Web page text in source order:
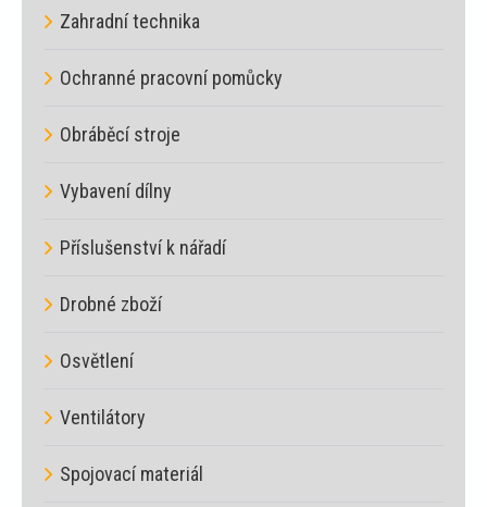
Zahradní technika
Ochranné pracovní pomůcky
Obráběcí stroje
Vybavení dílny
Příslušenství k nářadí
Drobné zboží
Osvětlení
Ventilátory
Spojovací materiál